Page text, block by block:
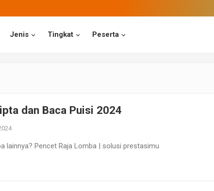
Jenis Tingkat Peserta
dan Baca Puisi 2024
lainnya? Pencet Raja Lomba | solusi prestasimu